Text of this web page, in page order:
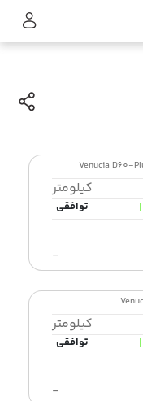
کیلومتر
|
توافقی
کیلومتر
|
توافقی